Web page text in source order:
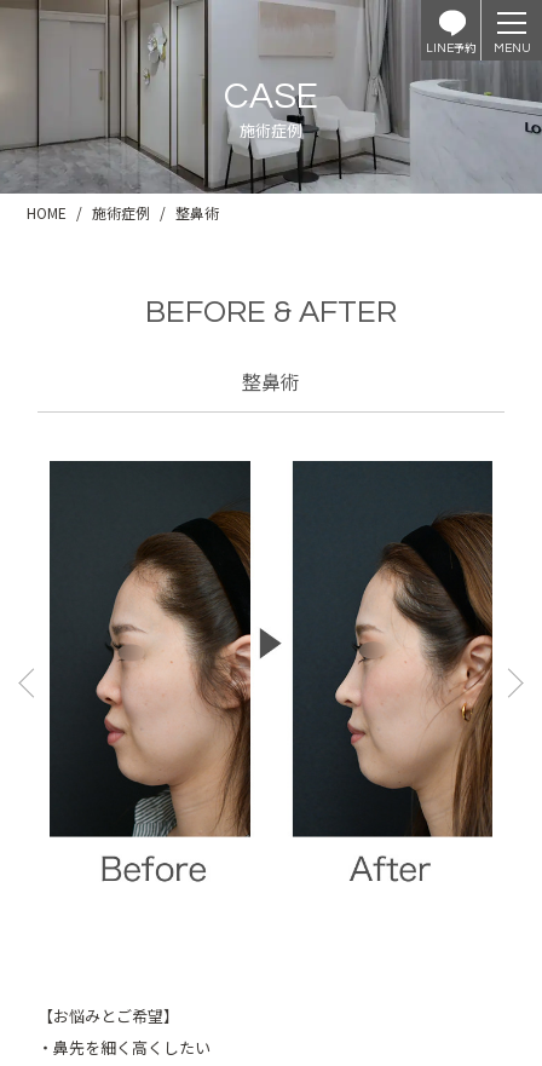
LINE予約
CASE
施術症例
HOME 施術症例 整鼻術
BEFORE & AFTER
整鼻術
Pre
vio
Ne
xt
【お悩みとご希望】
・鼻先を細く高くしたい